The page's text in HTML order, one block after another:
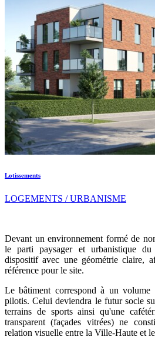
Lotissements
LOGEMENTS / URBANISME
Devant un environnement formé de
le parti paysager et urbanistique
dispositif avec une géométrie claire,
référence pour le site.
Le bâtiment correspond à un
pilotis. Celui deviendra le futur socle
terrains de sports ainsi qu'une
transparent (façades vitrées) ne
relation visuelle entre la Ville-Haute et